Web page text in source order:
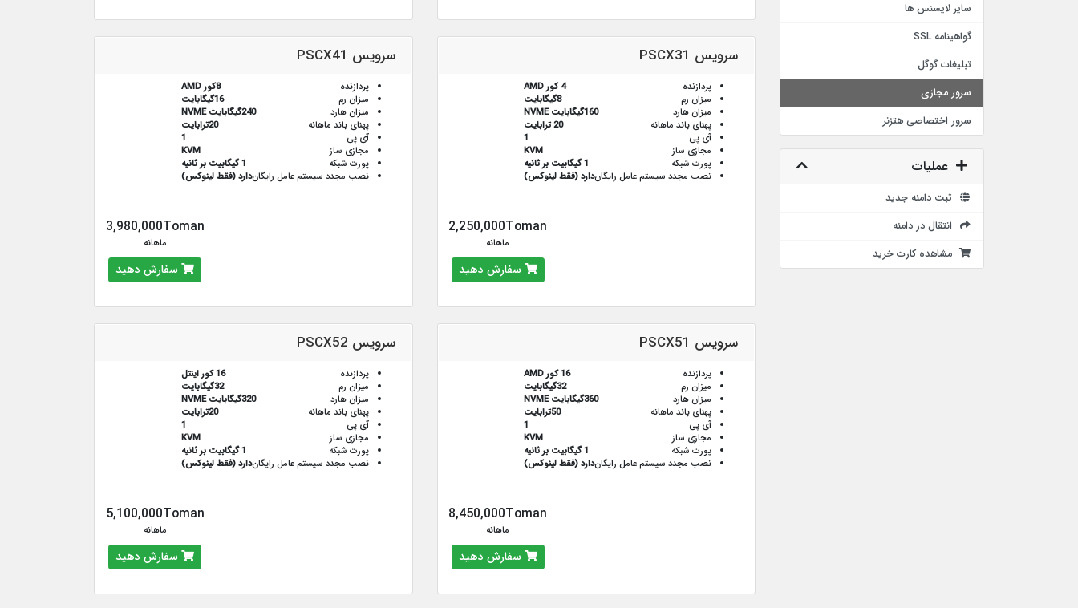
سایر لایسنس ها
گواهینامه SSL
تبلیغات گوگل
سرور مجازی
سرور اختصاصی هتزنر
عملیات
ثبت دامنه جدید
انتقال در دامنه
مشاهده کارت خرید
سرویس PSCX31
4 کور AMD
پردازنده
8گیگابایت
میزان رم
160گیگابایت NVME
میزان هارد
20 ترابایت
پهنای باند ماهانه
1
آی پی
KVM
مجازی ساز
1 گیگابیت بر ثانیه
پورت شبکه
دارد (فقط لینوکس)نصب مجدد سیستم عامل رایگان
2,250,000Toman
ماهانه
سفارش دهید
سرویس PSCX41
8کور AMD
پردازنده
16گیگابایت
میزان رم
240گیگابایت NVME
میزان هارد
20ترابایت
پهنای باند ماهانه
1
آی پی
KVM
مجازی ساز
1 گیگابیت بر ثانیه
پورت شبکه
دارد (فقط لینوکس)نصب مجدد سیستم عامل رایگان
3,980,000Toman
ماهانه
سفارش دهید
سرویس PSCX51
16 کور AMD
پردازنده
32گیگابایت
میزان رم
360گیگابایت NVME
میزان هارد
50ترابایت
پهنای باند ماهانه
1
آی پی
KVM
مجازی ساز
1 گیگابیت بر ثانیه
پورت شبکه
دارد (فقط لینوکس)نصب مجدد سیستم عامل رایگان
8,450,000Toman
ماهانه
سفارش دهید
سرویس PSCX52
16 کور اینتل
پردازنده
32گیگابایت
میزان رم
320گیگابایت NVME
میزان هارد
20ترابایت
پهنای باند ماهانه
1
آی پی
KVM
مجازی ساز
1 گیگابیت بر ثانیه
پورت شبکه
دارد (فقط لینوکس)نصب مجدد سیستم عامل رایگان
5,100,000Toman
ماهانه
سفارش دهید